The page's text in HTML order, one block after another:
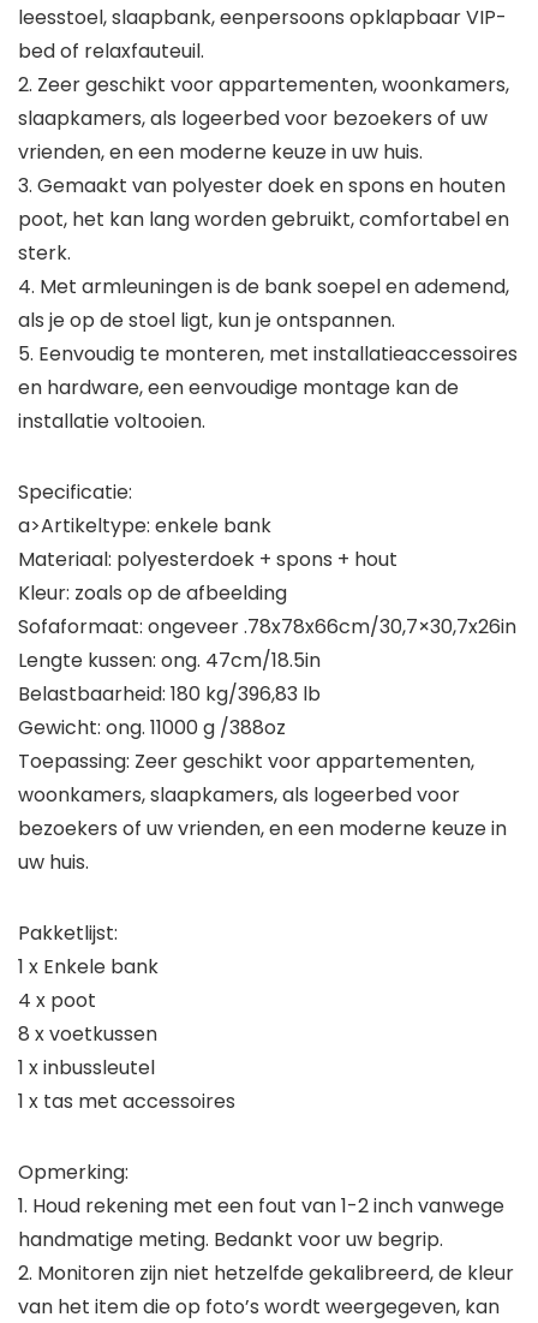
leesstoel, slaapbank, eenpersoons opklapbaar VIP-
bed of relaxfauteuil.
2. Zeer geschikt voor appartementen, woonkamers,
slaapkamers, als logeerbed voor bezoekers of uw
vrienden, en een moderne keuze in uw huis.
3. Gemaakt van polyester doek en spons en houten
poot, het kan lang worden gebruikt, comfortabel en
sterk.
4. Met armleuningen is de bank soepel en ademend,
als je op de stoel ligt, kun je ontspannen.
5. Eenvoudig te monteren, met installatieaccessoires
en hardware, een eenvoudige montage kan de
installatie voltooien.
Specificatie:
a>Artikeltype: enkele bank
Materiaal: polyesterdoek + spons + hout
Kleur: zoals op de afbeelding
Sofaformaat: ongeveer .78x78x66cm/30,7×30,7x26in
Lengte kussen: ong. 47cm/18.5in
Belastbaarheid: 180 kg/396,83 lb
Gewicht: ong. 11000 g /388oz
Toepassing: Zeer geschikt voor appartementen,
woonkamers, slaapkamers, als logeerbed voor
bezoekers of uw vrienden, en een moderne keuze in
uw huis.
Pakketlijst:
1 x Enkele bank
4 x poot
8 x voetkussen
1 x inbussleutel
1 x tas met accessoires
Opmerking:
1. Houd rekening met een fout van 1-2 inch vanwege
handmatige meting. Bedankt voor uw begrip.
2. Monitoren zijn niet hetzelfde gekalibreerd, de kleur
van het item die op foto’s wordt weergegeven, kan